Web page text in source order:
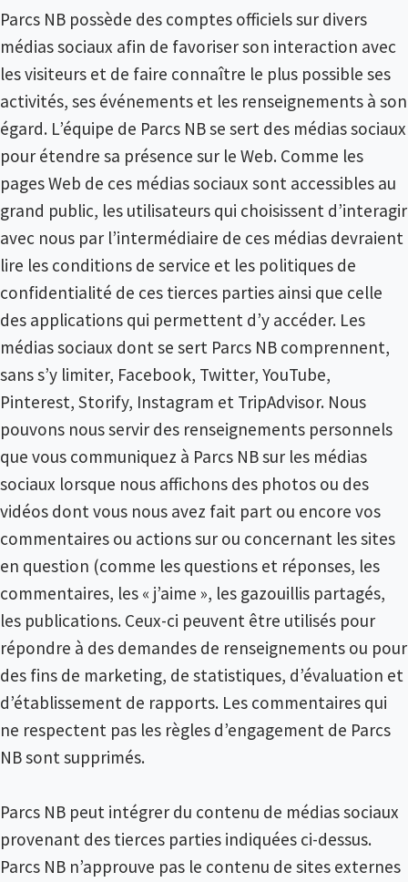
Parcs NB possède des comptes officiels sur divers
médias sociaux afin de favoriser son interaction avec
les visiteurs et de faire connaître le plus possible ses
activités, ses événements et les renseignements à son
égard. L’équipe de Parcs NB se sert des médias sociaux
pour étendre sa présence sur le Web. Comme les
pages Web de ces médias sociaux sont accessibles au
grand public, les utilisateurs qui choisissent d’interagir
avec nous par l’intermédiaire de ces médias devraient
lire les conditions de service et les politiques de
confidentialité de ces tierces parties ainsi que celle
des applications qui permettent d’y accéder. Les
médias sociaux dont se sert Parcs NB comprennent,
sans s’y limiter, Facebook, Twitter, YouTube,
Pinterest, Storify, Instagram et TripAdvisor. Nous
pouvons nous servir des renseignements personnels
que vous communiquez à Parcs NB sur les médias
sociaux lorsque nous affichons des photos ou des
vidéos dont vous nous avez fait part ou encore vos
commentaires ou actions sur ou concernant les sites
en question (comme les questions et réponses, les
commentaires, les « j’aime », les gazouillis partagés,
les publications. Ceux-ci peuvent être utilisés pour
répondre à des demandes de renseignements ou pour
des fins de marketing, de statistiques, d’évaluation et
d’établissement de rapports. Les commentaires qui
ne respectent pas les règles d’engagement de Parcs
NB sont supprimés.
Parcs NB peut intégrer du contenu de médias sociaux
provenant des tierces parties indiquées ci-dessus.
Parcs NB n’approuve pas le contenu de sites externes